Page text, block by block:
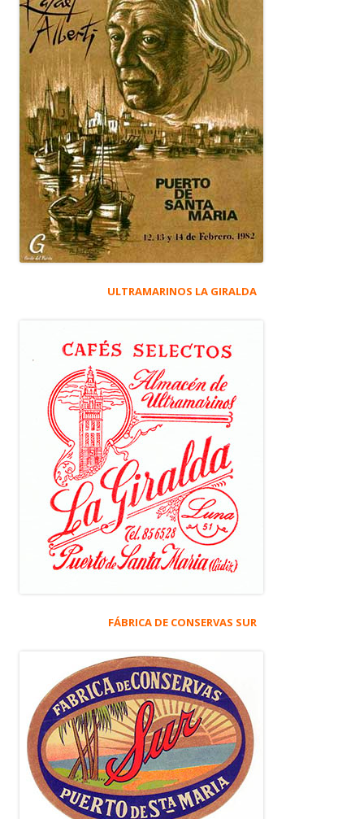
ULTRAMARINOS LA GIRALDA
FÁBRICA DE CONSERVAS SUR